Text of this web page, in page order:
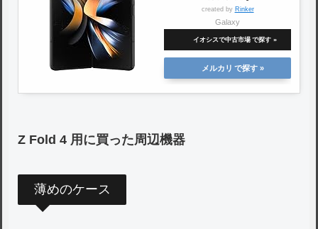
created by Rinker
Galaxy
イオシスで中古市場
メルカリ
Z Fold 4 用に買った周辺機器
薄めのケース